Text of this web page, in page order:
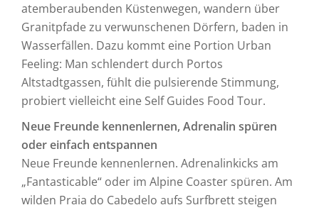
atemberaubenden Küstenwegen, wandern über
Granitpfade zu verwunschenen Dörfern, baden in
Wasserfällen. Dazu kommt eine Portion Urban
Feeling: Man schlendert durch Portos
Altstadtgassen, fühlt die pulsierende Stimmung,
probiert vielleicht eine Self Guides Food Tour.
Neue Freunde kennenlernen, Adrenalin spüren
oder einfach entspannen
Neue Freunde kennenlernen. Adrenalinkicks am
„Fantasticable“ oder im Alpine Coaster spüren. Am
wilden Praia do Cabedelo aufs Surfbrett steigen